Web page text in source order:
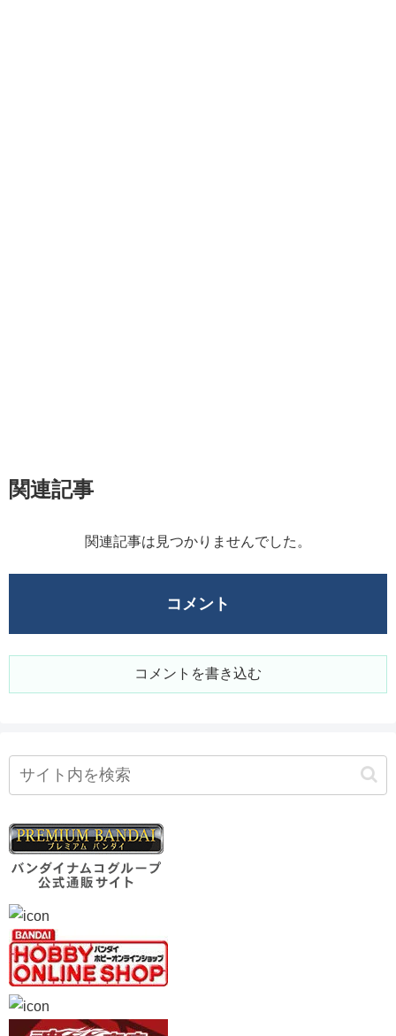
関連記事
関連記事は見つかりませんでした。
コメント
コメントを書き込む